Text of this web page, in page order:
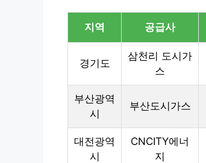
지역 공급사
경기도
삼천리 도시가
스
부산광역
시
부산도시가스
대전광역
시
CNCITY에너
지